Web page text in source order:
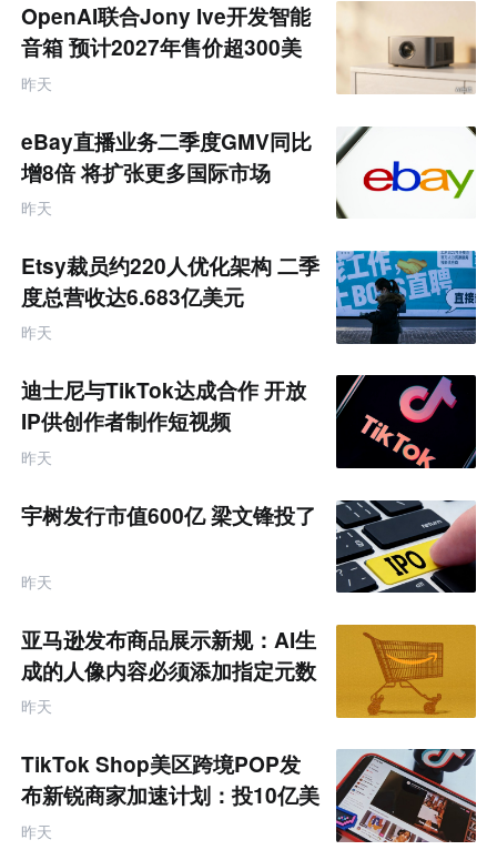
OpenAI联合Jony Ive开发智能
音箱 预计2027年售价超300美
元
昨天
eBay直播业务二季度GMV同比
增8倍 将扩张更多国际市场
昨天
Etsy裁员约220人优化架构 二季
度总营收达6.683亿美元
昨天
迪士尼与TikTok达成合作 开放
IP供创作者制作短视频
昨天
宇树发行市值600亿 梁文锋投了
昨天
亚马逊发布商品展示新规：AI生
成的人像内容必须添加指定元数
据
昨天
TikTok Shop美区跨境POP发
布新锐商家加速计划：投10亿美
金资源帮扶四类商家
昨天